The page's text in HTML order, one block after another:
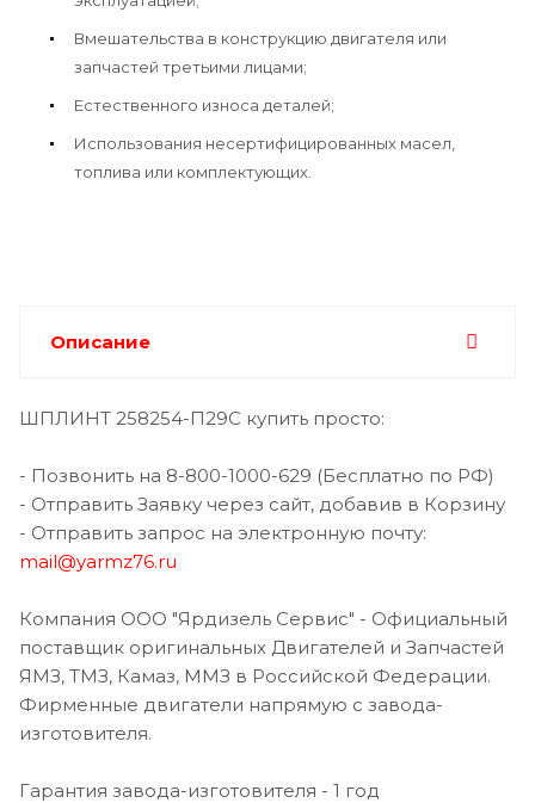
Вмешательства в конструкцию двигателя или
запчастей третьими лицами;
Естественного износа деталей;
Использования несертифицированных масел,
топлива или комплектующих.
Описание
ШПЛИНТ 258254-П29С купить просто:
- Позвонить на 8-800-1000-629 (Бесплатно по РФ)
- Отправить Заявку через сайт, добавив в Корзину
- Отправить запрос на электронную почту:
mail@yarmz76.ru
Компания ООО "Ярдизель Сервис" - Официальный
поставщик оригинальных Двигателей и Запчастей
ЯМЗ, ТМЗ, Камаз, ММЗ в Российской Федерации.
Фирменные двигатели напрямую с завода-
изготовителя.
Гарантия завода-изготовителя - 1 год